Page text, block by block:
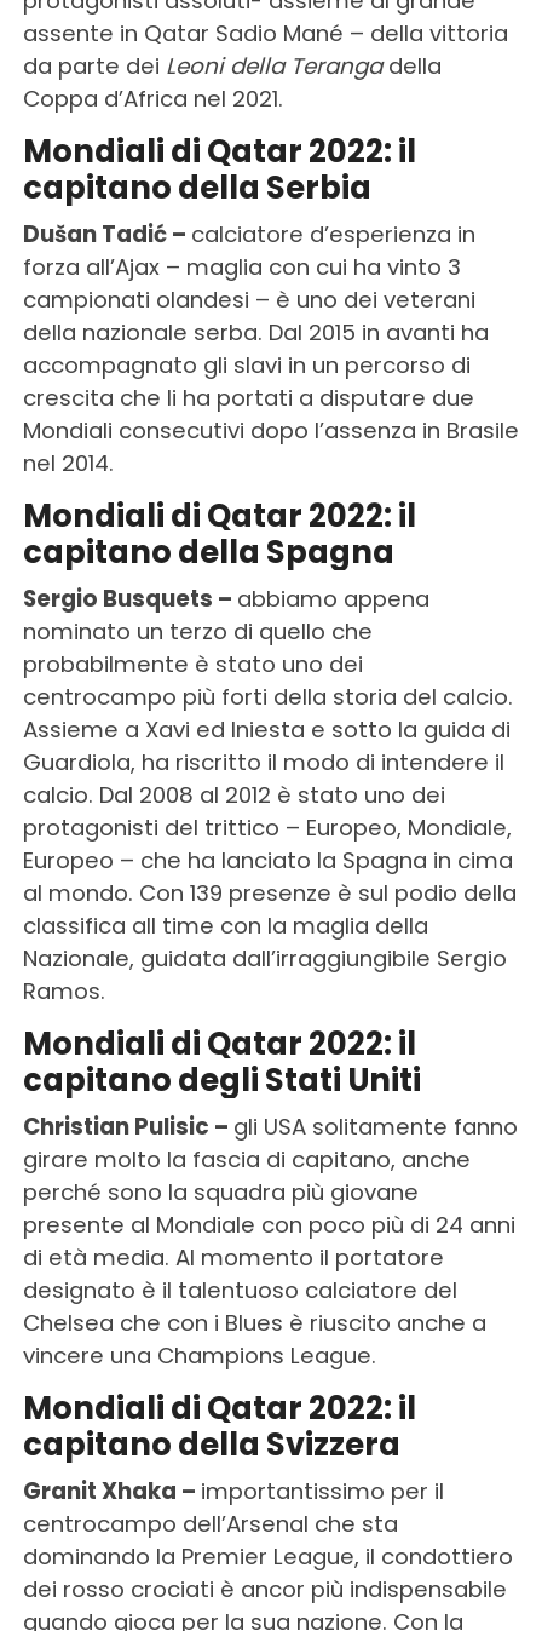
assente in Qatar Sadio Mané – della vittoria
da parte dei Leoni della Terangadella
Coppa d’Africa nel 2021.
Mondiali di Qatar 2022: il
capitano della Serbia
Dušan Tadić – calciatore d’esperienza in
forza all’Ajax – maglia con cui ha vinto 3
campionati olandesi – è uno dei veterani
della nazionale serba. Dal 2015 in avanti ha
accompagnato gli slavi in un percorso di
crescita che li ha portati a disputare due
Mondiali consecutivi dopo l’assenza in Brasile
nel 2014.
Mondiali di Qatar 2022: il
capitano della Spagna
Sergio Busquets – abbiamo appena
nominato un terzo di quello che
probabilmente è stato uno dei
centrocampo più forti della storia del calcio.
Assieme a Xavi ed Iniesta e sotto la guida di
Guardiola, ha riscritto il modo di intendere il
calcio. Dal 2008 al 2012 è stato uno dei
protagonisti del trittico – Europeo, Mondiale,
Europeo – che ha lanciato la Spagna in cima
al mondo. Con 139 presenze è sul podio della
classifica all time con la maglia della
Nazionale, guidata dall’irraggiungibile Sergio
Ramos.
Mondiali di Qatar 2022: il
capitano degli Stati Uniti
Christian Pulisic – gli USA solitamente fanno
girare molto la fascia di capitano, anche
perché sono la squadra più giovane
presente al Mondiale con poco più di 24 anni
di età media. Al momento il portatore
designato è il talentuoso calciatore del
Chelsea che con i Blues è riuscito anche a
vincere una Champions League.
Mondiali di Qatar 2022: il
capitano della Svizzera
Granit Xhaka – importantissimo per il
centrocampo dell’Arsenal che sta
dominando la Premier League, il condottiero
dei rosso crociati è ancor più indispensabile
quando gioca per la sua nazione. Con la